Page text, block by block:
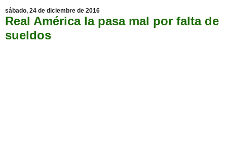
sábado, 24 de diciembre de 2016
Real América la pasa mal por falta de
sueldos